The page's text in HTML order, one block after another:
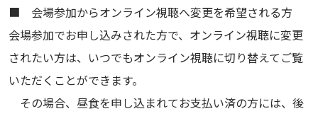
■ 会場参加からオンライン視聴へ変更を希望される方
会場参加でお申し込みされた方で、オンライン視聴に変更
されたい方は、いつでもオンライン視聴に切り替えてご覧
いただくことができます。
その場合、昼食を申し込まれてお支払い済の方には、後